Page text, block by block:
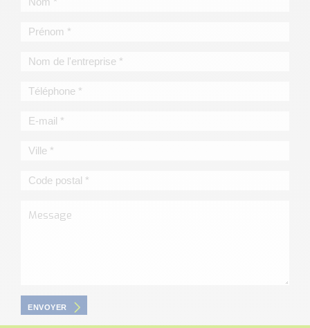
ENVOYER